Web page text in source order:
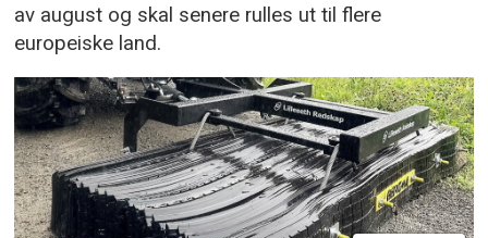
av august og skal senere rulles ut til flere
europeiske land.